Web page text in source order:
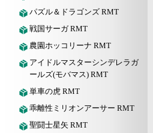
パズル＆ドラゴンズ RMT
戦国サーガ RMT
農園ホッコリーナ RMT
アイドルマスターシンデレラガ
ールズ(モバマス) RMT
単車の虎 RMT
乖離性ミリオンアーサー RMT
聖闘士星矢 RMT